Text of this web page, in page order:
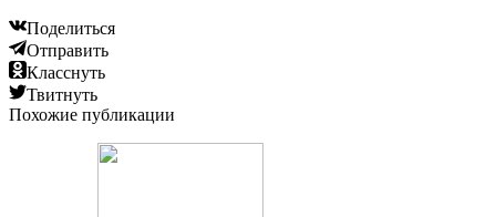
Поделиться
Отправить
Класснуть
Твитнуть
Похожие публикации